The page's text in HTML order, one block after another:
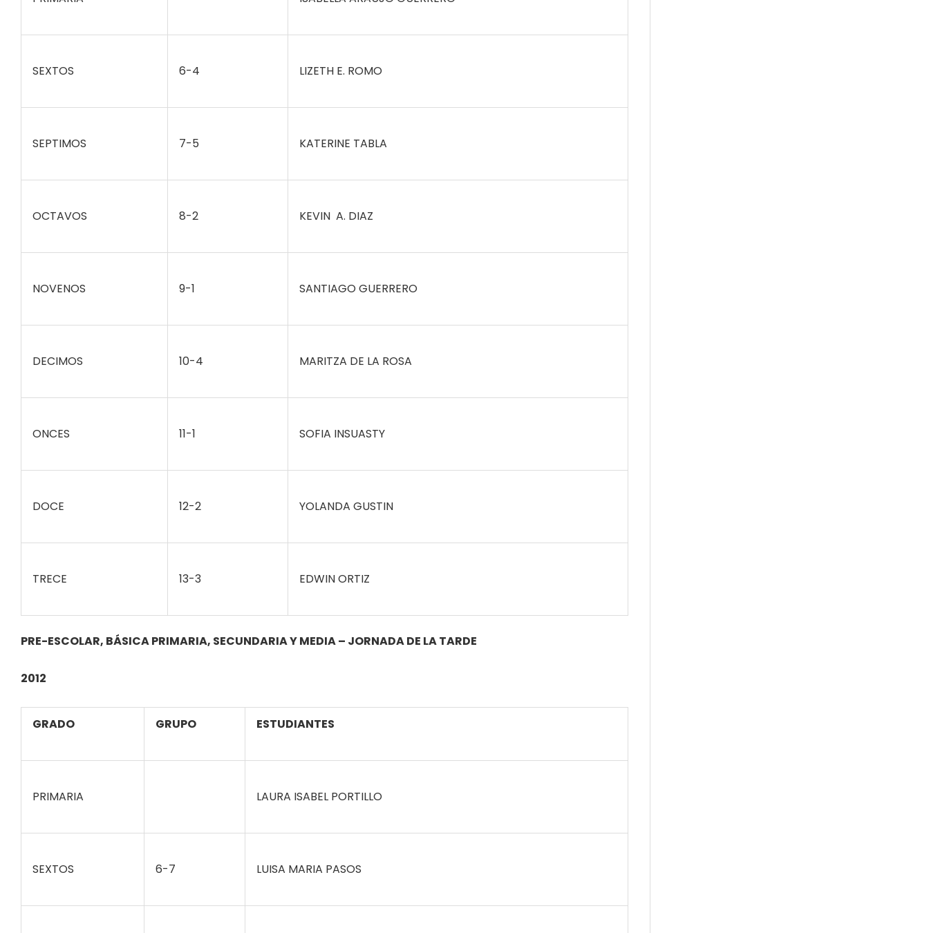
SEXTOS 6-4 LIZETH E. ROMO
SEPTIMOS 7-5 KATERINE TABLA
OCTAVOS 8-2 KEVIN A. DIAZ
NOVENOS 9-1 SANTIAGO GUERRERO
DECIMOS 10-4 MARITZA DE LA ROSA
ONCES 11-1 SOFIA INSUASTY
DOCE 12-2 YOLANDA GUSTIN
TRECE 13-3 EDWIN ORTIZ
PRE-ESCOLAR, BÁSICA PRIMARIA, SECUNDARIA Y MEDIA – JORNADA DE LA TARDE
2012
GRADO GRUPO ESTUDIANTES
PRIMARIA LAURA ISABEL PORTILLO
SEXTOS 6-7 LUISA MARIA PASOS